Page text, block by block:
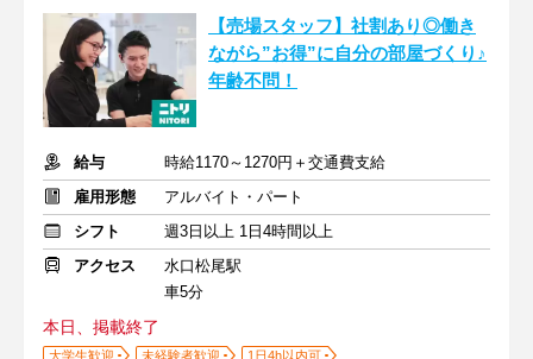
【売場スタッフ】社割あり◎働き
ながら”お得”に自分の部屋づくり♪
年齢不問！
給与
時給1170～1270円＋交通費支給
雇用形態
アルバイト・パート
シフト
週3日以上 1日4時間以上
アクセス
水口松尾駅
車5分
本日、掲載終了
大学生歓迎 未経験者歓迎 1日4h以内可